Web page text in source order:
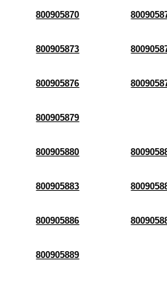
800905870
800905873
800905876
800905879
800905880
800905883
800905886
800905889